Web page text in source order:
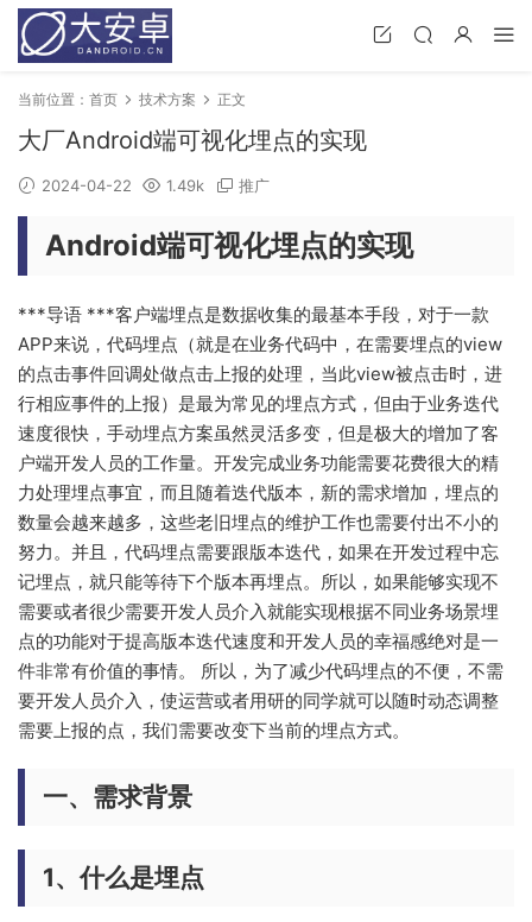
当前位置： 首页 技术方案 正文
大厂Android端可视化埋点的实现
2024-04-22 1.49k 推广
Android端可视化埋点的实现
***导语 ***客户端埋点是数据收集的最基本手段，对于一款
APP来说，代码埋点（就是在业务代码中，在需要埋点的view
的点击事件回调处做点击上报的处理，当此view被点击时，进
行相应事件的上报）是最为常见的埋点方式，但由于业务迭代
速度很快，手动埋点方案虽然灵活多变，但是极大的增加了客
户端开发人员的工作量。开发完成业务功能需要花费很大的精
力处理埋点事宜，而且随着迭代版本，新的需求增加，埋点的
数量会越来越多，这些老旧埋点的维护工作也需要付出不小的
努力。并且，代码埋点需要跟版本迭代，如果在开发过程中忘
记埋点，就只能等待下个版本再埋点。所以，如果能够实现不
需要或者很少需要开发人员介入就能实现根据不同业务场景埋
点的功能对于提高版本迭代速度和开发人员的幸福感绝对是一
件非常有价值的事情。 所以，为了减少代码埋点的不便，不需
要开发人员介入，使运营或者用研的同学就可以随时动态调整
需要上报的点，我们需要改变下当前的埋点方式。
一、需求背景
1、什么是埋点